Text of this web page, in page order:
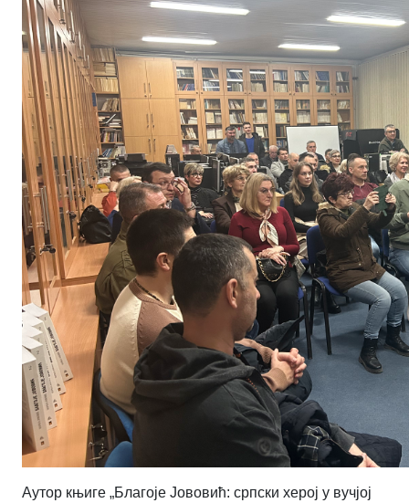
Аутор књиге „Благоје Јововић: српски херој у вучјој